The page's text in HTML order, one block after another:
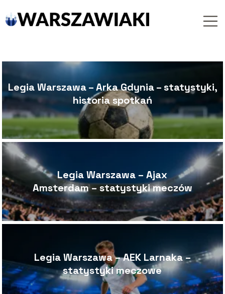
Legia Warszawa – Arka Gdynia – statystyki,
historia spotkań
Legia Warszawa – Ajax
Amsterdam – statystyki meczów
Legia Warszawa – AEK Larnaka –
statystyki meczowe